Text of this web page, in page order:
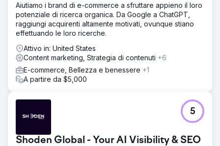
modifiche SEO on-page e redatto testi, poiché la maggior
parte delle pagine principali presentava contenuti scarsi.
Abbiamo eguagliato il suo principale concorrente in
termini di numero di parole per pagina di servizio e
questo sembra aver dato i suoi frutti!
Risultato
Dopo 3 mesi e un solido lavoro SEO, questo dominio è
uscito dalla sandbox di Google e sta rivaleggiando con i
impressioni in aumento del 96%, ricerche organiche in
crescita del 4.357%, traffico organico in crescita del
100% e parole chiave organiche in aumento del 417%, il
tutto in 90 giorni.
Aiutiamo i brand di e-commerce a sfruttare appieno il loro
potenziale di ricerca organica. Da Google a ChatGPT,
raggiungi acquirenti altamente motivati, ovunque stiano
effettuando le loro ricerche.
Attivo in: United States
Content marketing, Strategia di contenuti +6
E-commerce, Bellezza e benessere +1
A partire da $5,000
Shoden Global - Your AI Visibility & SEO
5